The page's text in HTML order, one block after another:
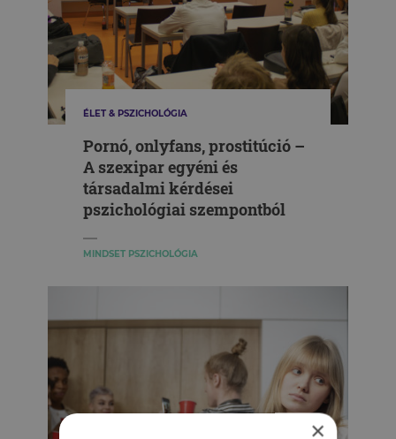
ÉLET & PSZICHOLÓGIA
Pornó, onlyfans, prostitúció –
A szexipar egyéni és
társadalmi kérdései
pszichológiai szempontból
MINDSET PSZICHOLÓGIA
×